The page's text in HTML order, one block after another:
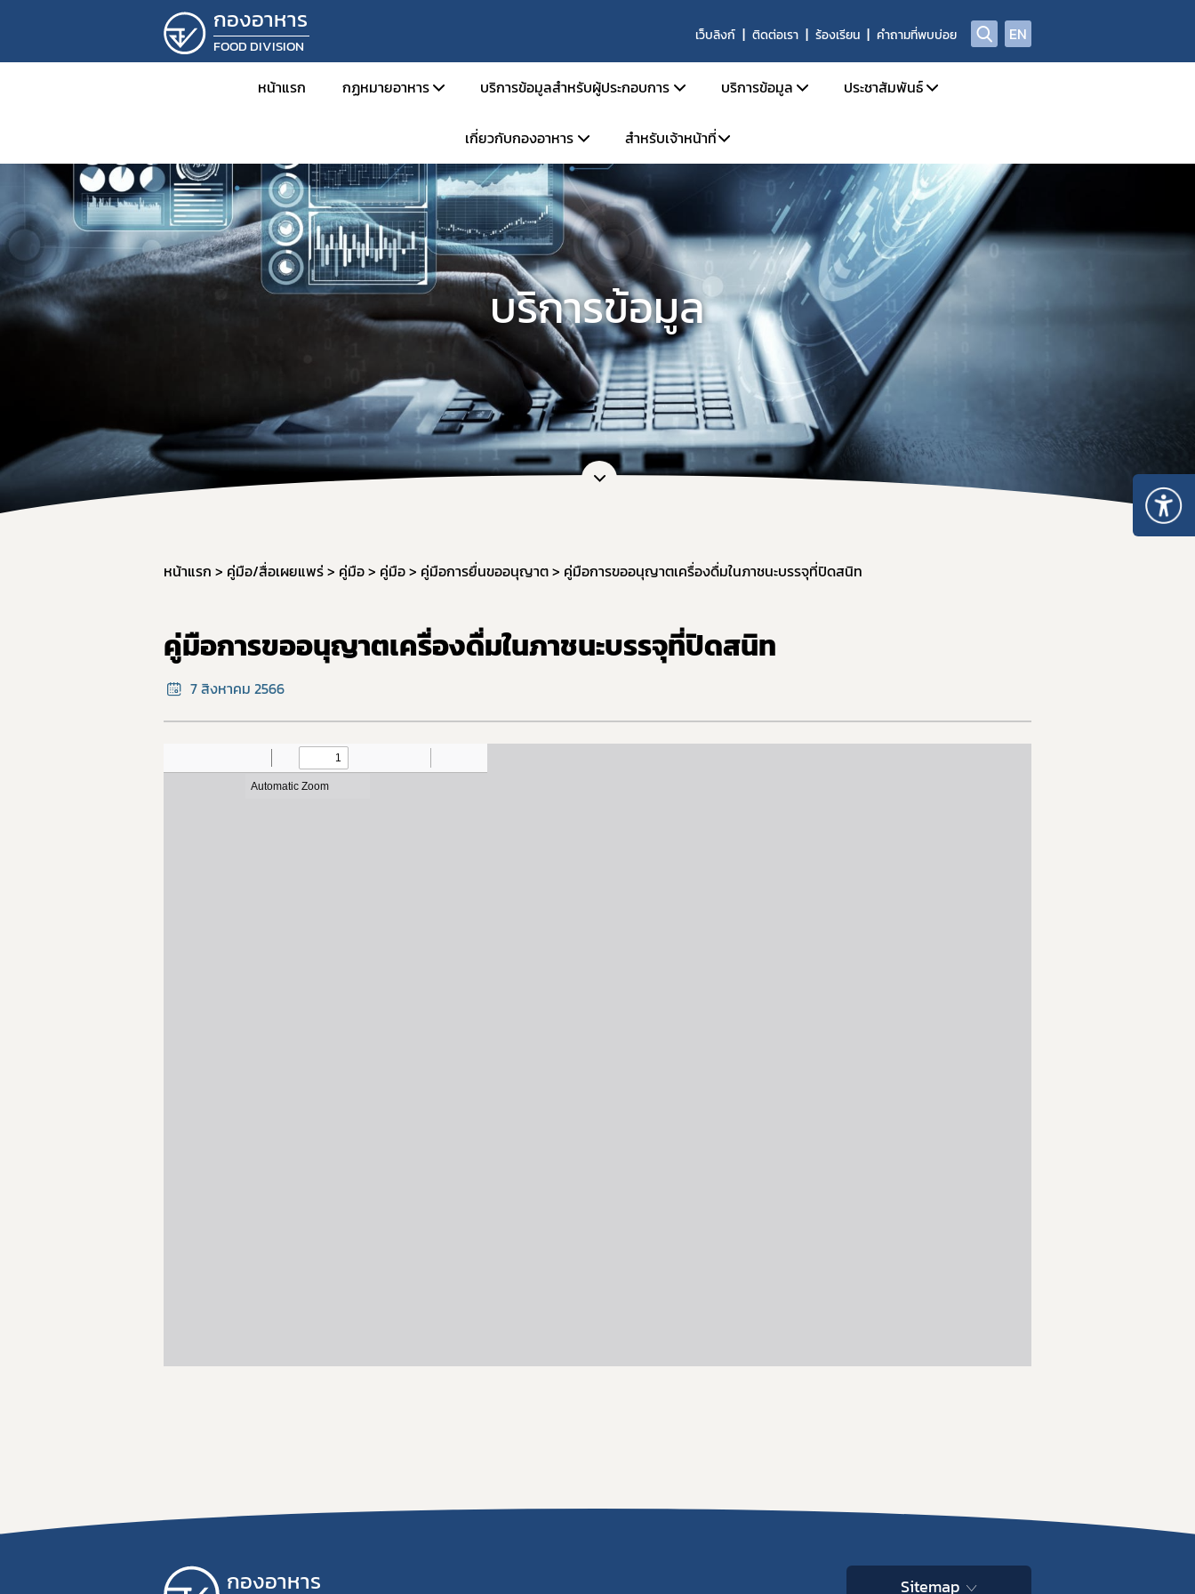
กองอาหาร
FOOD DIVISION
เว็บลิงก์ ติดต่อเรา ร้องเรียน คำถามที่พบบ่อย EN
หน้าแรก กฏหมายอาหาร
ข่าวสารด้านกฎหมายอาหาร
กฎหมายอาหารและกฎหมายลำดับรอง
พระราชบัญญัติอาหาร พ.ศ. 2522
กฎกระทรวงสาธารณสุข
ประกาศกระทรวงสาธารณสุข
ประกาศสำนักงานคณะกรรมการอาหารและยา
ระเบียบสำนักงานคณะกรรมการอาหารและยา
คำสั่งสำนักงานคณะกรรมการอาหารและยา
คำสั่งคณะกรรมการอาหาร
ผลิตภัณฑ์อาหาร
วัตถุเจือปนอาหาร
การใช้จุลินทรีย์โพรไบโอติกในอาหาร
มาตรฐานอาหารด้านจุลินทรีย์ที่ทำให้เกิดโรค
มาตรฐานอาหารที่มีสารพิษ-ยาสัตว์ตกค้าง
อาหารที่ห้ามผลิต นำเข้า หรือจำหน่าย
บริการข้อมูลสำหรับผู้ประกอบการ
คู่มือสำหรับประชาชน
การยื่นขออนุญาตด้านอาหาร
การขออนุญาต อย. สำหรับผลิตภัณฑ์ TOP HIT
หลักเกณฑ์ / ข้อกำหนด
ระบบ e-Submission
ระบบเลขเสมือน (FM,FG)
ระบบให้คำปรึกษาออนไลน์ (e-consult)
โปรแกรมสำหรับผู้ประกอบการ
หน่วยตรวจหรือหน่วยรับรองสถานที่ผลิตอาหาร
หน่วยตรวจวิเคราะห์อาหาร/ ภาชนะบรรจุอาหาร
หน่วยฝึกอบรมที่ขึ้นบัญชีกับ อย.
ข้อมูลการขออนุญาตผู้ประกอบการเศรษฐกิจฐานราก ให้ได้มาตรฐาน อย. และส่งออก
บริการข้อมูล
ตรวจสอบการอนุญาตผลิตภัณฑ์อาหาร
ข่าวสารด้านความปลอดภัยอาหาร
ผลิตภัณฑ์อาหารที่ผิดกฎหมาย และถูกถอนเลขสารบบ
ประกาศผลการตรวจพิสูจน์อาหาร
คู่มือ/สื่อเผยแพร่
คำถามที่พบบ่อย
ผู้เชี่ยวชาญ องค์กรผู้เชี่ยวชาญฯ ที่ขึ้นบัญชีกับ อย.
ประชาสัมพันธ์
ข่าวสารประชาสัมพันธ์
ข่าวสารด้านกฎหมายอาหาร
ข่าวสารด้านความปลอดภัยอาหาร
การอบรม / สัมมนา
รับสมัครงาน
ปฏิทินกิจกรรม
เกี่ยวกับกองอาหาร
โครงสร้างหน่วยงาน
วิสัยทัศน์ พันธกิจ
การดำเนินงานองค์กรคุณธรรมต้นแบบ
สำหรับเจ้าหน้าที่
ระบบ e-saraban
จองห้องประชุม
แบบฟอร์ม
บริการข้อมูล
หน้าแรก คู่มือ/สื่อเผยแพร่ คู่มือ คู่มือ คู่มือการยื่นขออนุญาต คู่มือการขออนุญาตเครื่องดื่มในภาชนะบรรจุที่ปิดสนิท
คู่มือการขออนุญาตเครื่องดื่มในภาชนะบรรจุที่ปิดสนิท
7 สิงหาคม 2566
กองอาหาร Sitemap